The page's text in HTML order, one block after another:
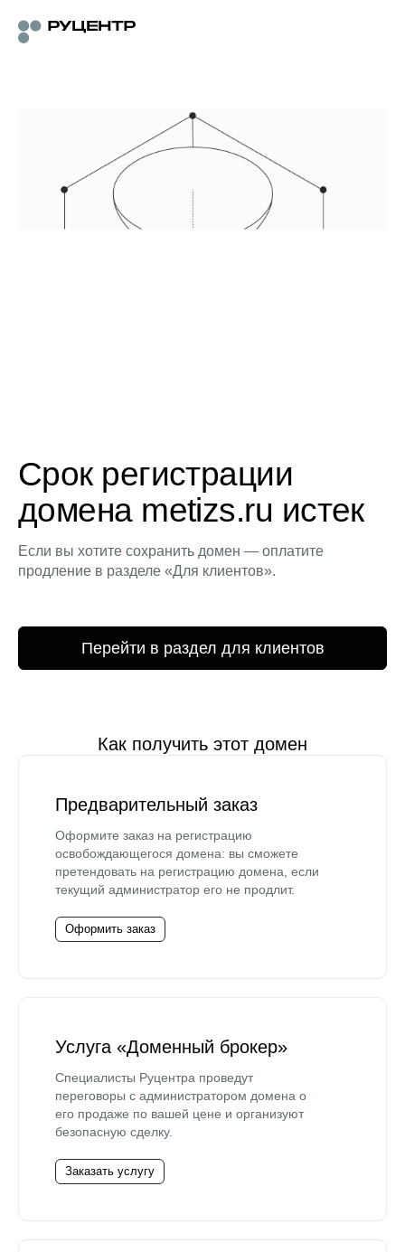
Срок регистрации
домена metizs.ru истек
Если вы хотите сохранить домен — оплатите
продление в разделе «Для клиентов».
Перейти в раздел для клиентов
Как получить этот домен
Предварительный заказ
Оформите заказ на регистрацию
освобождающегося домена: вы сможете
претендовать на регистрацию домена, если
текущий администратор его не продлит.
Оформить заказ
Услуга «Доменный брокер»
Специалисты Руцентра проведут
переговоры с администратором домена о
его продаже по вашей цене и организуют
безопасную сделку.
Заказать услугу